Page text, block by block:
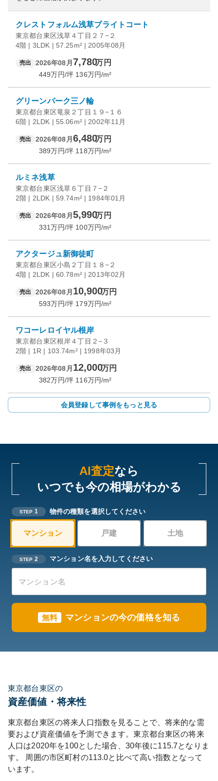
クレストフォルム浅草ブライトコート
東京都台東区浅草４丁目２７−２
4階 | 3LDK | 57.25m² | 2005年08月
売出 2026年08月 7,780万円
449万円/坪 136万円/m²
グリーンパーク三ノ輪
東京都台東区竜泉２丁目１９−１６
6階 | 2LDK | 55.06m² | 2002年11月
売出 2026年08月 6,480万円
389万円/坪 118万円/m²
ルミネ浅草
東京都台東区浅草６丁目７−２
2階 | 2LDK | 59.74m² | 1984年01月
売出 2026年08月 5,990万円
331万円/坪 100万円/m²
アクタージュ新御徒町
東京都台東区小島２丁目１８−２
4階 | 2LDK | 60.78m² | 2013年02月
売出 2026年08月 10,900万円
593万円/坪 179万円/m²
ワコーレロイヤル根岸
東京都台東区根岸４丁目２−３
2階 | 1R | 103.74m² | 1998年03月
売出 2026年08月 12,000万円
382万円/坪 116万円/m²
会員登録して事例をもっと見る
AI査定なら
いつでも今の相場がわかる
STEP 1 物件の種類を選択してください
マンション 戸建 土地
STEP 2 マンション名を入力してください
無料 マンションの今の価格を知る
東京都台東区の
資産価値・将来性
東京都台東区の将来人口指数を見ることで、将来的な需
要および資産価値を予測できます。東京都台東区の将来
人口は2020年を100とした場合、30年後に115.7となりま
す。
周囲の市区町村の113.0と比べて高い指数となって
います。